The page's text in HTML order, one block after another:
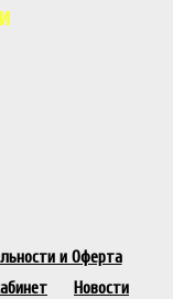
и Оферта
Новости